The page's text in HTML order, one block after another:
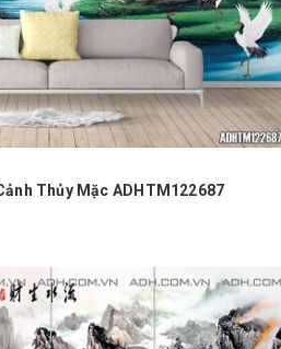
Thủy Mặc ADHTM122687